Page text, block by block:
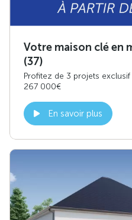
Votre maison clé en
(37)
Profitez de 3 projets
267 000€
En savoir plus